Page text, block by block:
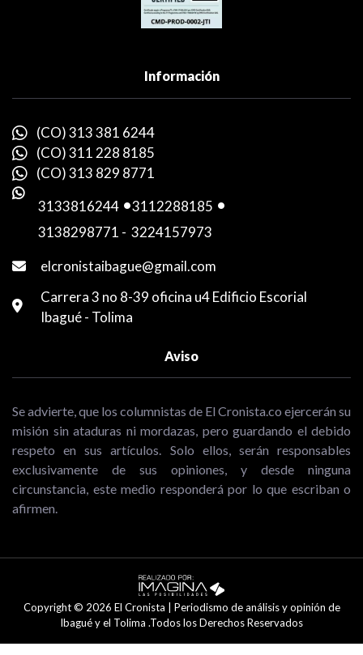
Información
(CO) 313 381 6244
(CO) 311 228 8185
(CO) 313 829 8771
3133816244 -3112288185 -
3138298771 - 3224157973
elcronistaibague@gmail.com
Carrera 3 no 8-39 oficina u4 Edificio Escorial
Ibagué - Tolima
Aviso
Se advierte, que los columnistas de El Cronista.co ejercerán su
misión sin ataduras ni mordazas, pero guardando el debido
respeto en sus artículos. Solo ellos, serán responsables
exclusivamente de sus opiniones, y desde ninguna
circunstancia, este medio responderá por lo que escriban o
afirmen.
Copyright © 2026 El Cronista | Periodismo de análisis y opinión de
Ibagué y el Tolima .Todos los Derechos Reservados